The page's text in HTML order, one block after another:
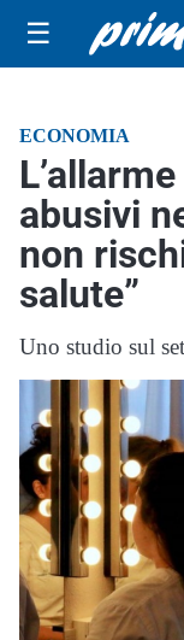
☰
ECONOMIA
abusivi
non
salute”
Uno studio sul